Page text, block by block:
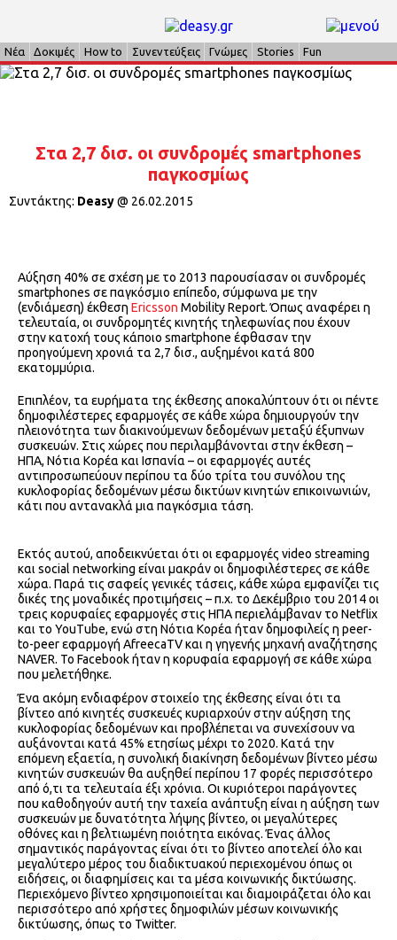
Νέα Δοκιμές How to Συνεντεύξεις Γνώμες Stories Fun
Στα 2,7 δισ. οι συνδρομές smartphones
παγκοσμίως
Συντάκτης: Deasy@ 26.02.2015
Αύξηση 40% σε σχέση με το 2013 παρουσίασαν οι συνδρομές
smartphones σε παγκόσμιο επίπεδο, σύμφωνα με την
(ενδιάμεση) έκθεση Ericsson Mobility Report. Όπως αναφέρει η
τελευταία, οι συνδρομητές κινητής τηλεφωνίας που έχουν
στην κατοχή τους κάποιο smartphone έφθασαν την
προηγούμενη χρονιά τα 2,7 δισ., αυξημένοι κατά 800
εκατομμύρια.
Επιπλέον, τα ευρήματα της έκθεσης αποκαλύπτουν ότι οι πέντε
δημοφιλέστερες εφαρμογές σε κάθε χώρα δημιουργούν την
πλειονότητα των διακινούμενων δεδομένων μεταξύ έξυπνων
συσκευών. Στις χώρες που περιλαμβάνονται στην έκθεση –
ΗΠΑ, Νότια Κορέα και Ισπανία – οι εφαρμογές αυτές
αντιπροσωπεύουν περίπου τα δύο τρίτα του συνόλου της
κυκλοφορίας δεδομένων μέσω δικτύων κινητών επικοινωνιών,
κάτι που αντανακλά μια παγκόσμια τάση.
Εκτός αυτού, αποδεικνύεται ότι οι εφαρμογές video streaming
και social networking είναι μακράν οι δημοφιλέστερες σε κάθε
χώρα. Παρά τις σαφείς γενικές τάσεις, κάθε χώρα εμφανίζει τις
δικές της μοναδικές προτιμήσεις – π.χ. το Δεκέμβριο του 2014 οι
τρεις κορυφαίες εφαρμογές στις ΗΠΑ περιελάμβαναν το Netflix
και το YouTube, ενώ στη Νότια Κορέα ήταν δημοφιλείς η peer-
to-peer εφαρμογή AfreecaTV και η γηγενής μηχανή αναζήτησης
NAVER. Το Facebook ήταν η κορυφαία εφαρμογή σε κάθε χώρα
που μελετήθηκε.
Ένα ακόμη ενδιαφέρον στοιχείο της έκθεσης είναι ότι τα
βίντεο από κινητές συσκευές κυριαρχούν στην αύξηση της
κυκλοφορίας δεδομένων και προβλέπεται να συνεχίσουν να
αυξάνονται κατά 45% ετησίως μέχρι το 2020. Κατά την
επόμενη εξαετία, η συνολική διακίνηση δεδομένων βίντεο μέσω
κινητών συσκευών θα αυξηθεί περίπου 17 φορές περισσότερο
από ό,τι τα τελευταία έξι χρόνια. Οι κυριότεροι παράγοντες
που καθοδηγούν αυτή την ταχεία ανάπτυξη είναι η αύξηση των
συσκευών με δυνατότητα λήψης βίντεο, οι μεγαλύτερες
οθόνες και η βελτιωμένη ποιότητα εικόνας. Ένας άλλος
σημαντικός παράγοντας είναι ότι το βίντεο αποτελεί όλο και
μεγαλύτερο μέρος του διαδικτυακού περιεχομένου όπως οι
ειδήσεις, οι διαφημίσεις και τα μέσα κοινωνικής δικτύωσης.
Περιεχόμενο βίντεο χρησιμοποιείται και διαμοιράζεται όλο και
περισσότερο από χρήστες δημοφιλών μέσων κοινωνικής
δικτύωσης, όπως το Twitter.